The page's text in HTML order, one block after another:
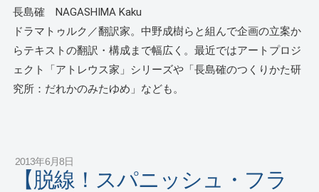
長島確 NAGASHIMA Kaku
ドラマトゥルク／翻訳家。中野成樹らと組んで企画の立案か
らテキストの翻訳・構成まで幅広く。最近ではアートプロジ
ェクト「アトレウス家」シリーズや「長島確のつくりかた研
究所：だれかのみたゆめ」なども。
2013年6月8日
【脱線！スパニッシュ・フラ